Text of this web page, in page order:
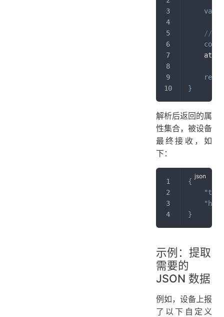
var
// 利
const
}
解析后返回的属
性集合，被设备
最终接收，如
下：
{
}
示例：提取
需要的
JSON 数据
例如，设备上报
了以下自定义